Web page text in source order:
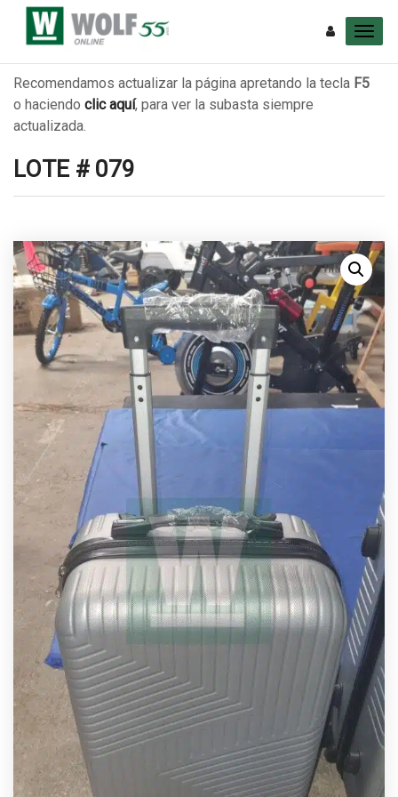
Recomendamos actualizar la página apretando la tecla F5
o haciendo clic aquí, para ver la subasta siempre
actualizada.
LOTE # 079